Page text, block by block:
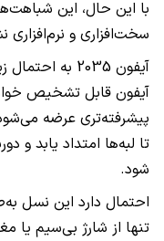
با این حال، این
سخت‌افزاری و
آیفون 2035
آیفون قابل تشخیص
پیشرفته‌تری عرضه
تا لبه‌ها امتداد یابد و
شود.
احتمال دارد این نسل
تنها از شارژ بی‌سیم یا